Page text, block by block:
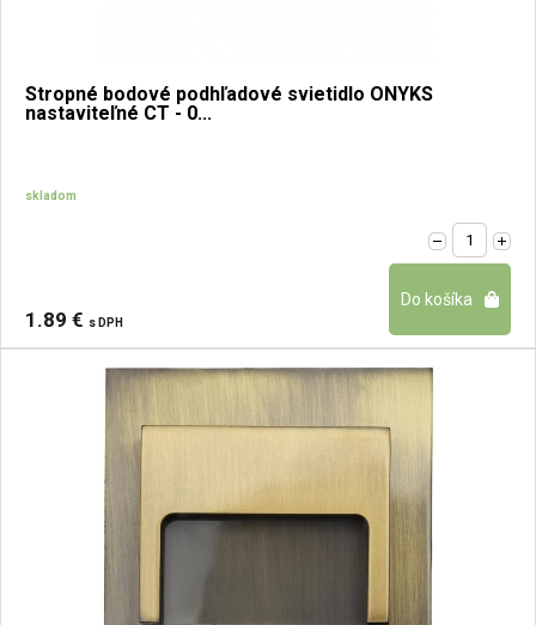
Stropné bodové podhľadové svietidlo ONYKS
nastaviteľné CT - 0...
skladom
1.89 € s DPH